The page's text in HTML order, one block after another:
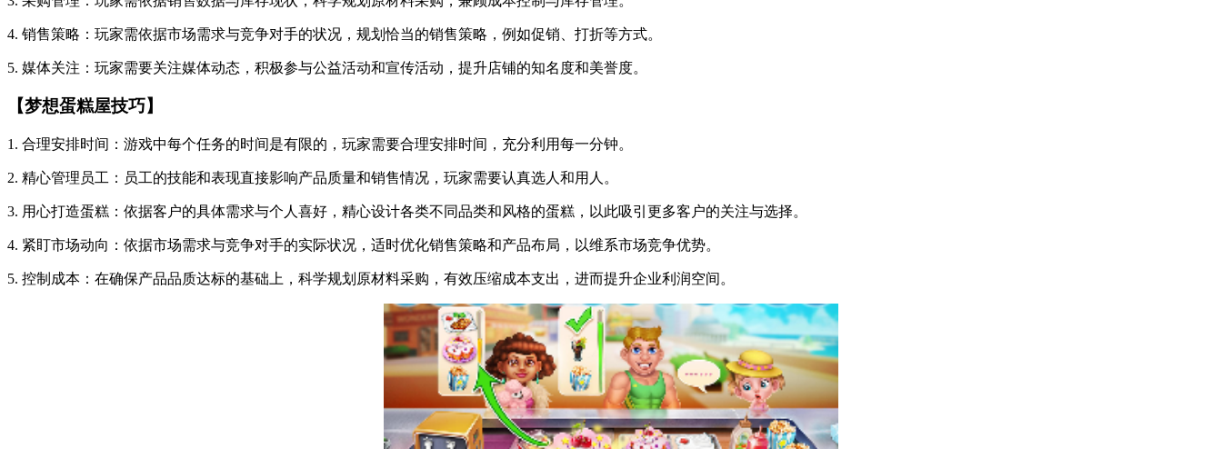
4. 销售策略：玩家需依据市场需求与竞争对手的状况，规划恰当的销售策略，例如促销、打折等方式。
5. 媒体关注：玩家需要关注媒体动态，积极参与公益活动和宣传活动，提升店铺的知名度和美誉度。
【梦想蛋糕屋技巧】
1. 合理安排时间：游戏中每个任务的时间是有限的，玩家需要合理安排时间，充分利用每一分钟。
2. 精心管理员工：员工的技能和表现直接影响产品质量和销售情况，玩家需要认真选人和用人。
3. 用心打造蛋糕：依据客户的具体需求与个人喜好，精心设计各类不同品类和风格的蛋糕，以此吸引更多客户的关注与选择。
4. 紧盯市场动向：依据市场需求与竞争对手的实际状况，适时优化销售策略和产品布局，以维系市场竞争优势。
5. 控制成本：在确保产品品质达标的基础上，科学规划原材料采购，有效压缩成本支出，进而提升企业利润空间。